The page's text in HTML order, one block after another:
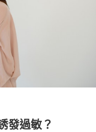
發過敏？